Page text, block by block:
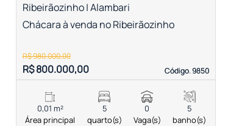
Ribeirãozinho | Alambari
Código. 9850
Código. 9850
Chácara à venda no Ribeirãozinho
R$ 980.000,00
R$ 800.000,00
0,01 m²
Área principal
5
quarto(s)
0
Vaga(s)
5
banho(s)